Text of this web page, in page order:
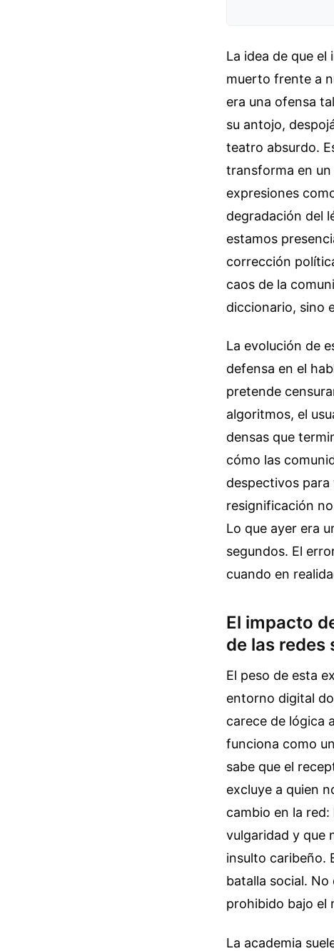
La idea de que
muerto frente a
era una ofensa
su antojo,
teatro absurdo.
transforma en
expresiones
degradación del
estamos
corrección
caos de la
diccionario, sino
La evolución de
defensa en el
pretende
algoritmos, el
densas que
cómo las
despectivos
resignificación
Lo que ayer era
segundos. El
cuando en
El impacto
de las redes
El peso de esta
entorno digital
carece de lógica
funciona como
sabe que el
excluye a quien
cambio en la
vulgaridad y que
insulto caribeño.
batalla social.
prohibido bajo el
La academia